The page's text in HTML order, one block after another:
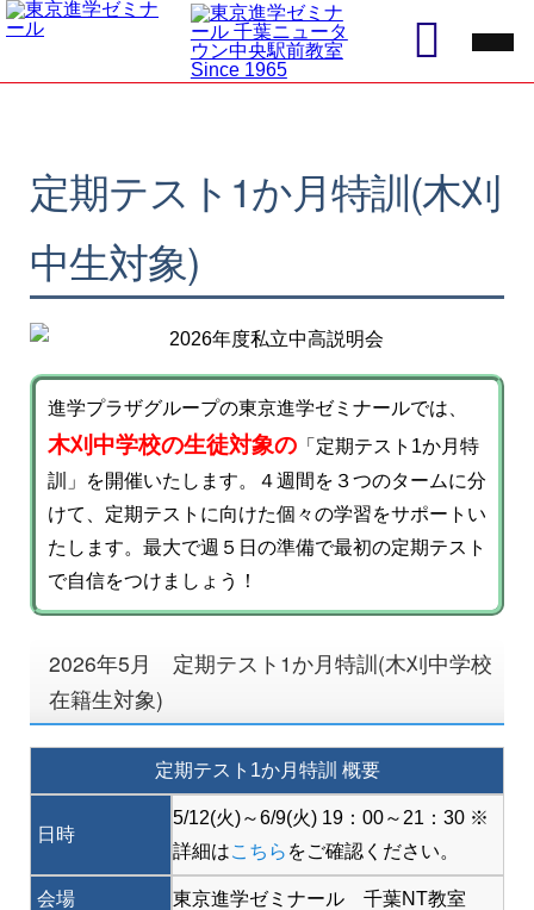
定期テスト1か月特訓(木刈
中生対象)
進学プラザグループの東京進学ゼミナールでは、
木刈中学校の生徒対象の 「定期テスト1か月特
訓」を開催いたします。４週間を３つのタームに分
けて、定期テストに向けた個々の学習をサポートい
たします。最大で週５日の準備で最初の定期テスト
で自信をつけましょう！
2026年5月 定期テスト1か月特訓(木刈中学校
在籍生対象)
定期テスト1か月特訓 概要
日時
5/12(火)～6/9(火) 19：00～21：30 ※
詳細はこちら をご確認ください。
会場 東京進学ゼミナール 千葉NT教室